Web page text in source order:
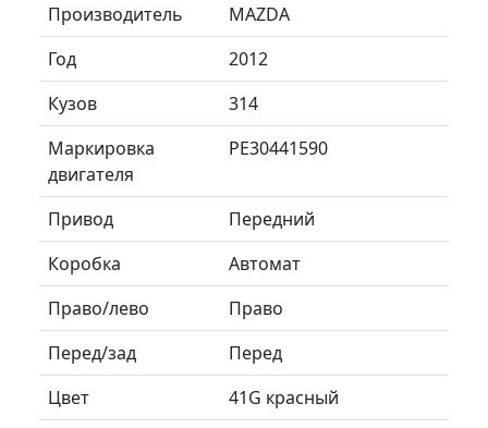
Производитель
MAZDA
Год
2012
Кузов
314
Маркировка
двигателя
PE30441590
Привод
Передний
Коробка
Автомат
Право/лево
Право
Перед/зад
Перед
Цвет
41G красный